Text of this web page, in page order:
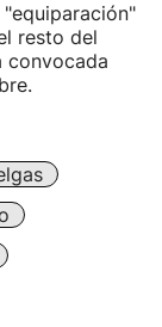
resto del
convocada